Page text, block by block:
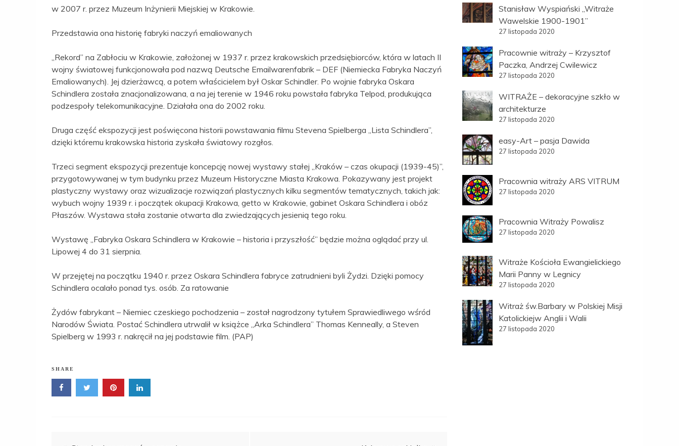
w 2007 r. przez Muzeum Inżynierii Miejskiej w Krakowie.
Przedstawia ona historię fabryki naczyń emaliowanych
„Rekord” na Zabłociu w Krakowie, założonej w 1937 r. przez krakowskich przedsiębiorców, która w latach II
wojny światowej funkcjonowała pod nazwą Deutsche Emailwarenfabrik – DEF (Niemiecka Fabryka Naczyń
Emaliowanych). Jej dzierżawcą, a potem właścicielem był Oskar Schindler. Po wojnie fabryka Oskara
Schindlera została znacjonalizowana, a na jej terenie w 1946 roku powstała fabryka Telpod, produkująca
podzespoły telekomunikacyjne. Działała ona do 2002 roku.
Druga część ekspozycji jest poświęcona historii powstawania filmu Stevena Spielberga „Lista Schindlera”,
dzięki któremu krakowska historia zyskała światowy rozgłos.
Trzeci segment ekspozycji prezentuje koncepcję nowej wystawy stałej „Kraków – czas okupacji (1939-45)”,
przygotowywanej w tym budynku przez Muzeum Historyczne Miasta Krakowa. Pokazywany jest projekt
plastyczny wystawy oraz wizualizacje rozwiązań plastycznych kilku segmentów tematycznych, takich jak:
wybuch wojny 1939 r. i początek okupacji Krakowa, getto w Krakowie, gabinet Oskara Schindlera i obóz
Płaszów. Wystawa stała zostanie otwarta dla zwiedzających jesienią tego roku.
Wystawę „Fabryka Oskara Schindlera w Krakowie – historia i przyszłość” będzie można oglądać przy ul.
Lipowej 4 do 31 sierpnia.
W przejętej na początku 1940 r. przez Oskara Schindlera fabryce zatrudnieni byli Żydzi. Dzięki pomocy
Schindlera ocalało ponad tys. osób. Za ratowanie
Żydów fabrykant – Niemiec czeskiego pochodzenia – został nagrodzony tytułem Sprawiedliwego wśród
Narodów Świata. Postać Schindlera utrwalił w książce „Arka Schindlera” Thomas Kenneally, a Steven
Spielberg w 1993 r. nakręcił na jej podstawie film. (PAP)
SHARE
Stanisław Wyspiański „Witraże
Wawelskie 1900-1901”
27 listopada 2020
Pracownie witraży – Krzysztof
Paczka, Andrzej Cwilewicz
27 listopada 2020
WITRAŻE – dekoracyjne szkło w
architekturze
27 listopada 2020
easy-Art – pasja Dawida
27 listopada 2020
Pracownia witraży ARS VITRUM
27 listopada 2020
Pracownia Witraży Powalisz
27 listopada 2020
Witraże Kościoła Ewangielickiego
Marii Panny w Legnicy
27 listopada 2020
Witraż św.Barbary w Polskiej Misji
Katolickiejw Anglii i Walii
27 listopada 2020